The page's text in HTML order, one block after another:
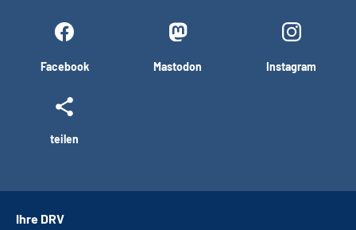
Facebook Mastodon Instagram
teilen
Ihre DRV